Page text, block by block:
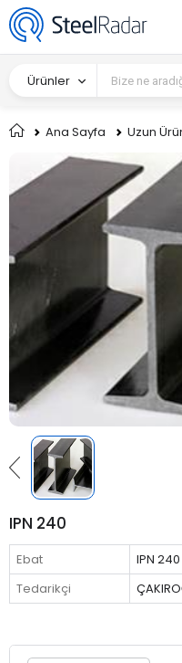
Ürünler
Ana Sayfa Uzun
IPN 240
Ebat
IPN 240
Tedarikçi